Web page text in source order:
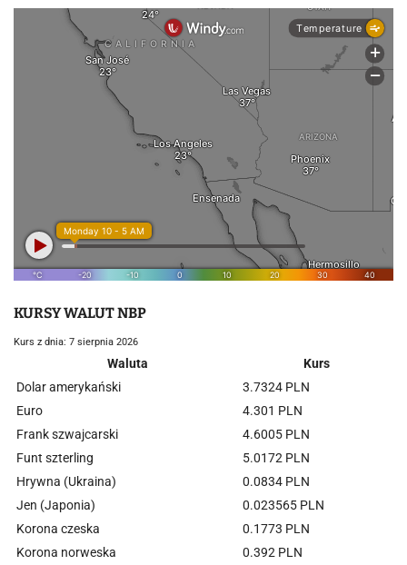
KURSY WALUT NBP
Kurs z dnia: 7 sierpnia 2026
Waluta
Kurs
Dolar amerykański
3.7324 PLN
Euro
4.301 PLN
Frank szwajcarski
4.6005 PLN
Funt szterling
5.0172 PLN
Hrywna (Ukraina)
0.0834 PLN
Jen (Japonia)
0.023565 PLN
Korona czeska
0.1773 PLN
Korona norweska
0.392 PLN